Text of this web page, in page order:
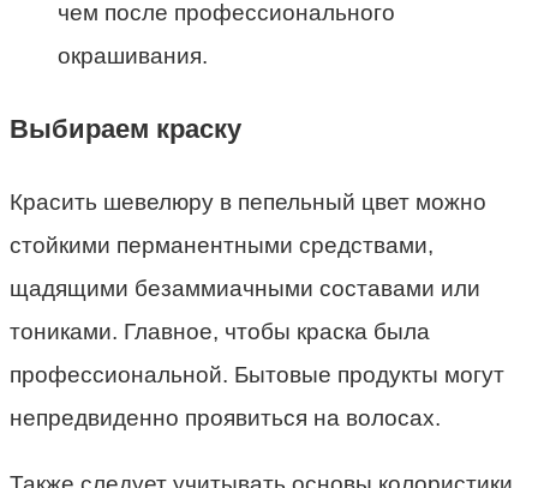
чем после профессионального
окрашивания.
Выбираем краску
Красить шевелюру в пепельный цвет можно
стойкими перманентными средствами,
щадящими безаммиачными составами или
тониками. Главное, чтобы краска была
профессиональной. Бытовые продукты могут
непредвиденно проявиться на волосах.